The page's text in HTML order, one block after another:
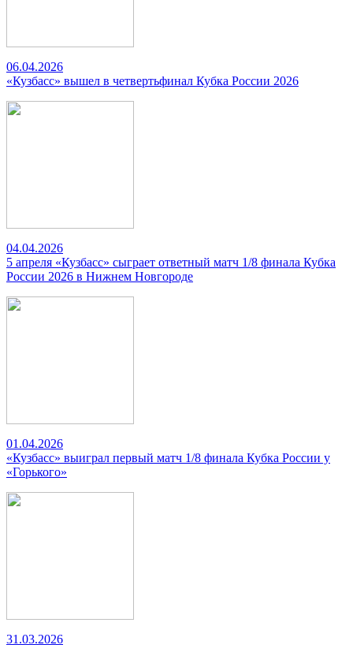
06.04.2026
«Кузбасс» вышел в четвертьфинал Кубка России 2026
04.04.2026
5 апреля «Кузбасс» сыграет ответный матч 1/8 финала Кубка
России 2026 в Нижнем Новгороде
01.04.2026
«Кузбасс» выиграл первый матч 1/8 финала Кубка России у
«Горького»
31.03.2026